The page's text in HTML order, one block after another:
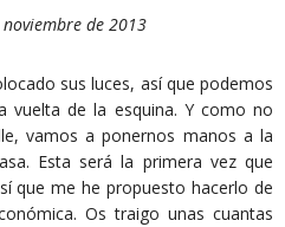
de 2013
sus luces, así que podemos
vuelta de la esquina. Y como no
vamos a ponernos manos a la
Esta será la primera vez que
que me he propuesto hacerlo de
Os traigo unas cuantas